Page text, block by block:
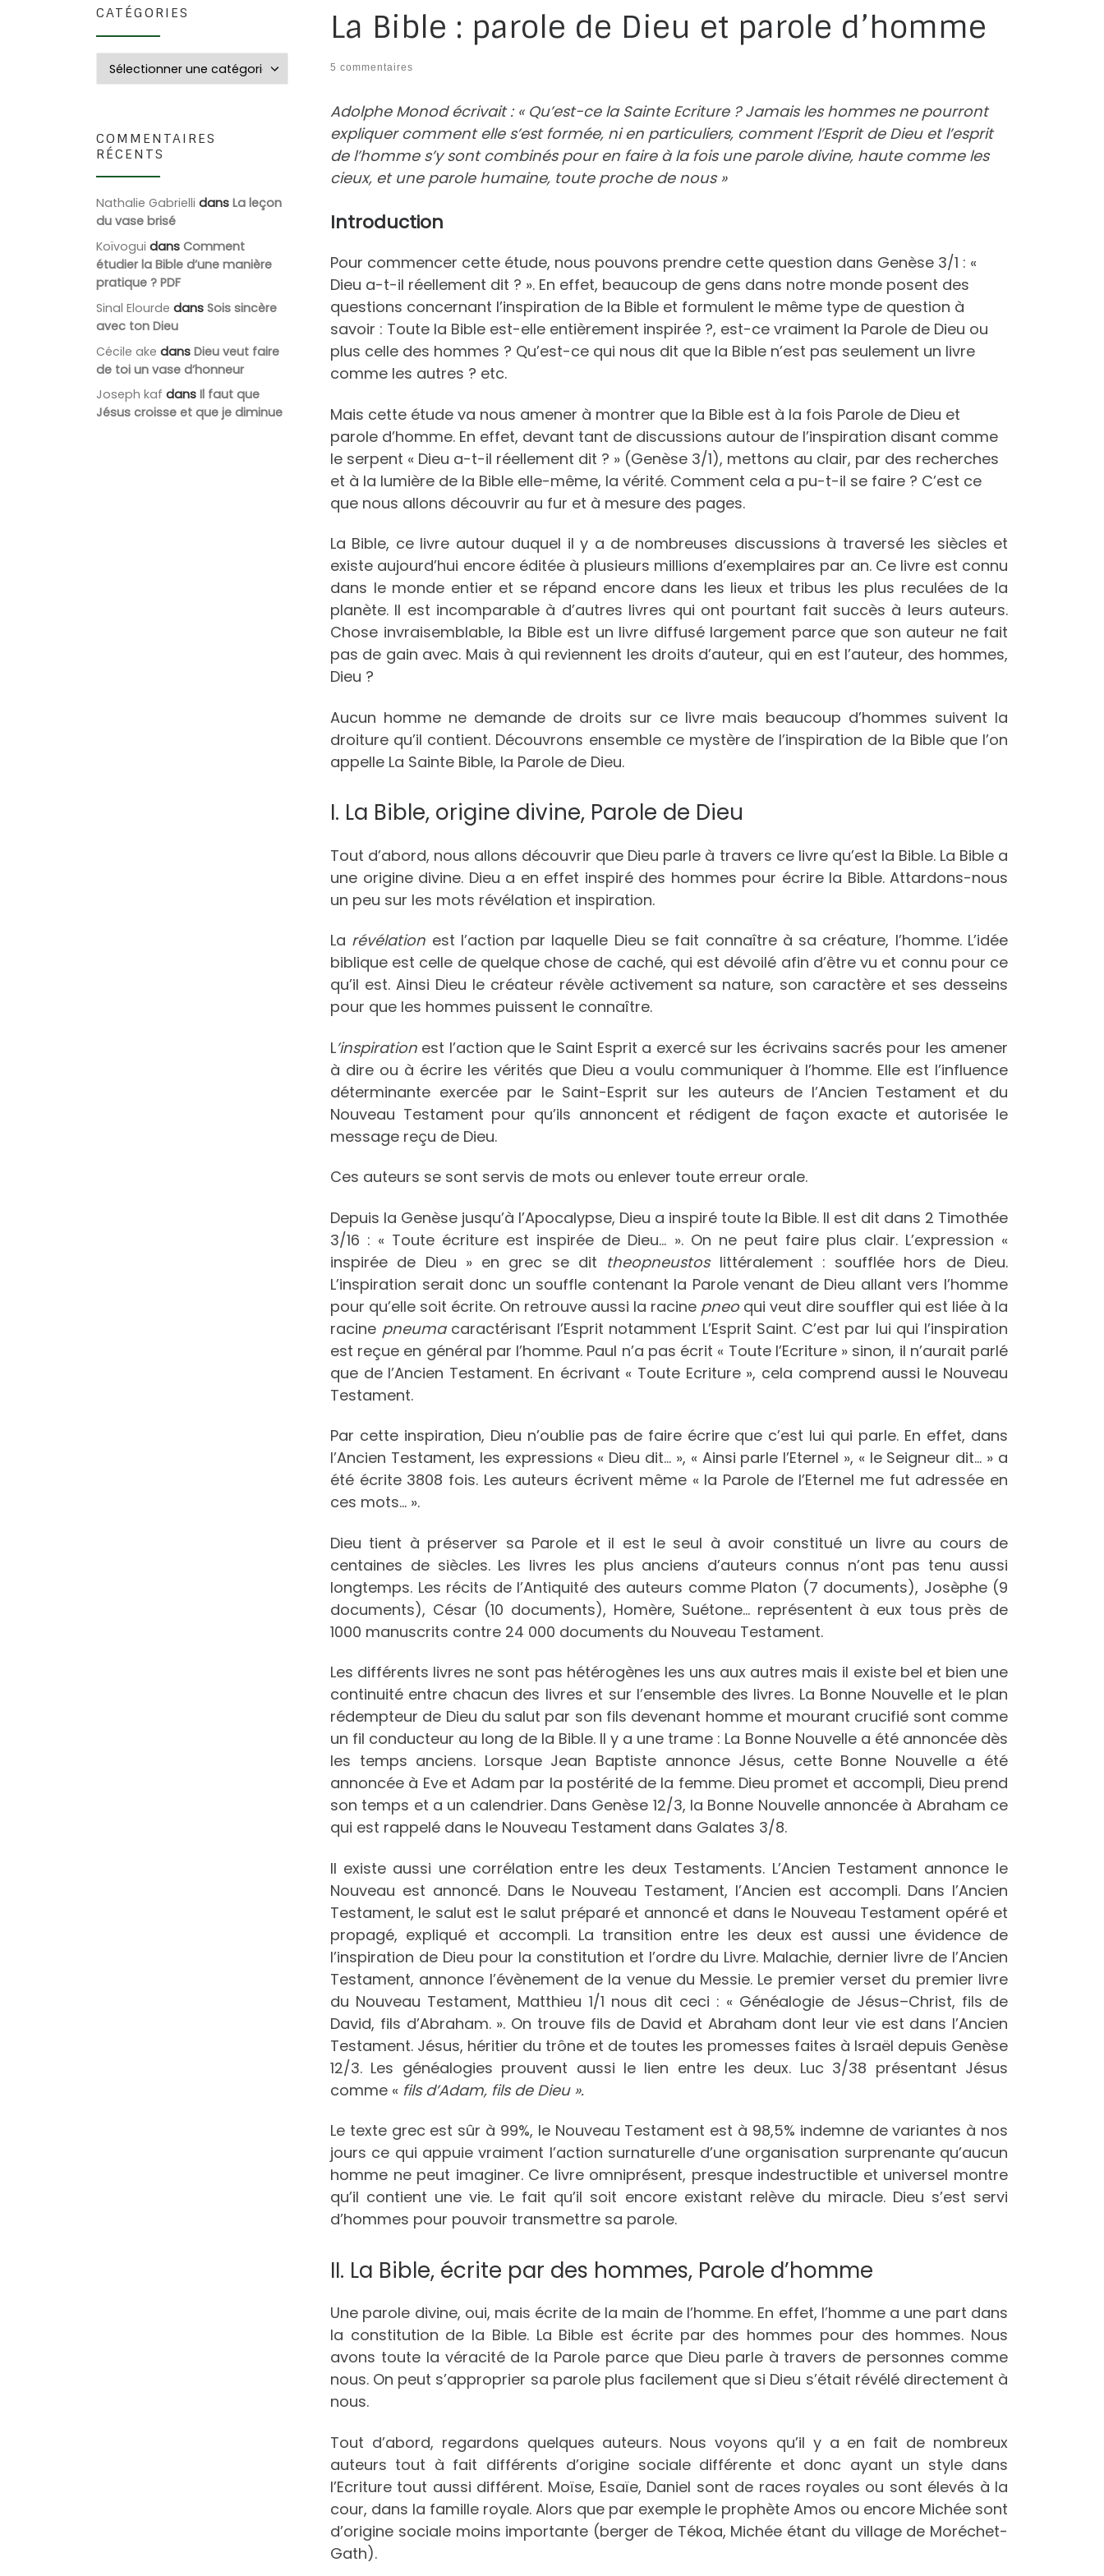
La Bible : parole de Dieu et parole d’homme
5 commentaires
Adolphe Monod écrivait : « Qu’est-ce la Sainte Ecriture ? Jamais les hommes ne pourront
expliquer comment elle s’est formée, ni en particuliers, comment l’Esprit de Dieu et l’esprit
de l’homme s’y sont combinés pour en faire à la fois une parole divine, haute comme les
cieux, et une parole humaine, toute proche de nous »
Introduction
Pour commencer cette étude, nous pouvons prendre cette question dans Genèse 3/1 : «
Dieu a-t-il réellement dit ? ». En effet, beaucoup de gens dans notre monde posent des
questions concernant l’inspiration de la Bible et formulent le même type de question à
savoir : Toute la Bible est-elle entièrement inspirée ?, est-ce vraiment la Parole de Dieu ou
plus celle des hommes ? Qu’est-ce qui nous dit que la Bible n’est pas seulement un livre
comme les autres ? etc.
Mais cette étude va nous amener à montrer que la Bible est à la fois Parole de Dieu et
parole d’homme. En effet, devant tant de discussions autour de l’inspiration disant comme
le serpent « Dieu a-t-il réellement dit ? » (Genèse 3/1), mettons au clair, par des recherches
et à la lumière de la Bible elle-même, la vérité. Comment cela a pu-t-il se faire ? C’est ce
que nous allons découvrir au fur et à mesure des pages.
La Bible, ce livre autour duquel il y a de nombreuses discussions à traversé les siècles et
existe aujourd’hui encore éditée à plusieurs millions d’exemplaires par an. Ce livre est connu
dans le monde entier et se répand encore dans les lieux et tribus les plus reculées de la
planète. Il est incomparable à d’autres livres qui ont pourtant fait succès à leurs auteurs.
Chose invraisemblable, la Bible est un livre diffusé largement parce que son auteur ne fait
pas de gain avec. Mais à qui reviennent les droits d’auteur, qui en est l’auteur, des hommes,
Dieu ?
Aucun homme ne demande de droits sur ce livre mais beaucoup d’hommes suivent la
droiture qu’il contient. Découvrons ensemble ce mystère de l’inspiration de la Bible que l’on
appelle La Sainte Bible, la Parole de Dieu.
I. La Bible, origine divine, Parole de Dieu
Tout d’abord, nous allons découvrir que Dieu parle à travers ce livre qu’est la Bible. La Bible a
une origine divine. Dieu a en effet inspiré des hommes pour écrire la Bible. Attardons-nous
un peu sur les mots révélation et inspiration.
La révélation est l’action par laquelle Dieu se fait connaître à sa créature, l’homme. L’idée
biblique est celle de quelque chose de caché, qui est dévoilé afin d’être vu et connu pour ce
qu’il est. Ainsi Dieu le créateur révèle activement sa nature, son caractère et ses desseins
pour que les hommes puissent le connaître.
L’inspiration est l’action que le Saint Esprit a exercé sur les écrivains sacrés pour les amener
à dire ou à écrire les vérités que Dieu a voulu communiquer à l’homme. Elle est l’influence
déterminante exercée par le Saint-Esprit sur les auteurs de l’Ancien Testament et du
Nouveau Testament pour qu’ils annoncent et rédigent de façon exacte et autorisée le
message reçu de Dieu.
Ces auteurs se sont servis de mots ou enlever toute erreur orale.
Depuis la Genèse jusqu’à l’Apocalypse, Dieu a inspiré toute la Bible. Il est dit dans 2 Timothée
3/16 : « Toute écriture est inspirée de Dieu… ». On ne peut faire plus clair. L’expression «
inspirée de Dieu » en grec se dit theopneustoslittéralement : soufflée hors de Dieu.
L’inspiration serait donc un souffle contenant la Parole venant de Dieu allant vers l’homme
pour qu’elle soit écrite. On retrouve aussi la racine pneoqui veut dire souffler qui est liée à la
racine pneumacaractérisant l’Esprit notamment L’Esprit Saint. C’est par lui qui l’inspiration
est reçue en général par l’homme. Paul n’a pas écrit « Toute l’Ecriture » sinon, il n’aurait parlé
que de l’Ancien Testament. En écrivant « Toute Ecriture », cela comprend aussi le Nouveau
Testament.
Par cette inspiration, Dieu n’oublie pas de faire écrire que c’est lui qui parle. En effet, dans
l’Ancien Testament, les expressions « Dieu dit… », « Ainsi parle l’Eternel », « le Seigneur dit… » a
été écrite 3808 fois. Les auteurs écrivent même « la Parole de l’Eternel me fut adressée en
ces mots… ».
Dieu tient à préserver sa Parole et il est le seul à avoir constitué un livre au cours de
centaines de siècles. Les livres les plus anciens d’auteurs connus n’ont pas tenu aussi
longtemps. Les récits de l’Antiquité des auteurs comme Platon (7 documents), Josèphe (9
documents), César (10 documents), Homère, Suétone… représentent à eux tous près de
1000 manuscrits contre 24 000 documents du Nouveau Testament.
Les différents livres ne sont pas hétérogènes les uns aux autres mais il existe bel et bien une
continuité entre chacun des livres et sur l’ensemble des livres. La Bonne Nouvelle et le plan
rédempteur de Dieu du salut par son fils devenant homme et mourant crucifié sont comme
un fil conducteur au long de la Bible. Il y a une trame : La Bonne Nouvelle a été annoncée dès
les temps anciens. Lorsque Jean Baptiste annonce Jésus, cette Bonne Nouvelle a été
annoncée à Eve et Adam par la postérité de la femme. Dieu promet et accompli, Dieu prend
son temps et a un calendrier. Dans Genèse 12/3, la Bonne Nouvelle annoncée à Abraham ce
qui est rappelé dans le Nouveau Testament dans Galates 3/8.
Il existe aussi une corrélation entre les deux Testaments. L’Ancien Testament annonce le
Nouveau est annoncé. Dans le Nouveau Testament, l’Ancien est accompli. Dans l’Ancien
Testament, le salut est le salut préparé et annoncé et dans le Nouveau Testament opéré et
propagé, expliqué et accompli. La transition entre les deux est aussi une évidence de
l’inspiration de Dieu pour la constitution et l’ordre du Livre. Malachie, dernier livre de l’Ancien
Testament, annonce l’évènement de la venue du Messie. Le premier verset du premier livre
du Nouveau Testament, Matthieu 1/1 nous dit ceci : « Généalogie de Jésus–Christ, fils de
David, fils d’Abraham. ». On trouve fils de David et Abraham dont leur vie est dans l’Ancien
Testament. Jésus, héritier du trône et de toutes les promesses faites à Israël depuis Genèse
12/3. Les généalogies prouvent aussi le lien entre les deux. Luc 3/38 présentant Jésus
comme « fils d’Adam, fils de Dieu ».
Le texte grec est sûr à 99%, le Nouveau Testament est à 98,5% indemne de variantes à nos
jours ce qui appuie vraiment l’action surnaturelle d’une organisation surprenante qu’aucun
homme ne peut imaginer. Ce livre omniprésent, presque indestructible et universel montre
qu’il contient une vie. Le fait qu’il soit encore existant relève du miracle. Dieu s’est servi
d’hommes pour pouvoir transmettre sa parole.
II. La Bible, écrite par des hommes, Parole d’homme
Une parole divine, oui, mais écrite de la main de l’homme. En effet, l’homme a une part dans
la constitution de la Bible. La Bible est écrite par des hommes pour des hommes. Nous
avons toute la véracité de la Parole parce que Dieu parle à travers de personnes comme
nous. On peut s’approprier sa parole plus facilement que si Dieu s’était révélé directement à
nous.
Tout d’abord, regardons quelques auteurs. Nous voyons qu’il y a en fait de nombreux
auteurs tout à fait différents d’origine sociale différente et donc ayant un style dans
l’Ecriture tout aussi différent. Moïse, Esaïe, Daniel sont de races royales ou sont élevés à la
cour, dans la famille royale. Alors que par exemple le prophète Amos ou encore Michée sont
d’origine sociale moins importante (berger de Tékoa, Michée étant du village de Moréchet-
Gath).
CATÉGORIES
COMMENTAIRES
RÉCENTS
Nathalie Gabrielli dans La leçon
du vase brisé
Koïvogui dans Comment
étudier la Bible d’une manière
pratique ? PDF
Sinal Elourde dans Sois sincère
avec ton Dieu
Cécile ake dans Dieu veut faire
de toi un vase d’honneur
Joseph kaf dans Il faut que
Jésus croisse et que je diminue